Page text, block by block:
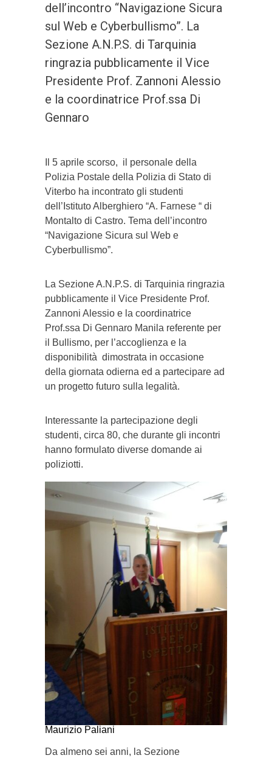
dell’incontro “Navigazione Sicura
sul Web e Cyberbullismo”. La
Sezione A.N.P.S. di Tarquinia
ringrazia pubblicamente il Vice
Presidente Prof. Zannoni Alessio
e la coordinatrice Prof.ssa Di
Gennaro
Il 5 aprile scorso, il personale della
Polizia Postale della Polizia di Stato di
Viterbo ha incontrato gli studenti
dell’Istituto Alberghiero “A. Farnese “ di
Montalto di Castro. Tema dell’incontro
“Navigazione Sicura sul Web e
Cyberbullismo”.
La Sezione A.N.P.S. di Tarquinia ringrazia
pubblicamente il Vice Presidente Prof.
Zannoni Alessio e la coordinatrice
Prof.ssa Di Gennaro Manila referente per
il Bullismo, per l’accoglienza e la
disponibilità dimostrata in occasione
della giornata odierna ed a partecipare ad
un progetto futuro sulla legalità.
Interessante la partecipazione degli
studenti, circa 80, che durante gli incontri
hanno formulato diverse domande ai
poliziotti.
Maurizio Paliani
Da almeno sei anni, la Sezione